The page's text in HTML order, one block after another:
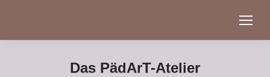
Das PädArT-Atelier